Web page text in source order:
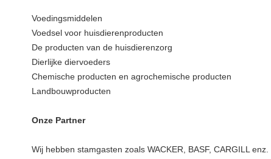
Voedingsmiddelen
Voedsel voor huisdierenproducten
De producten van de huisdierenzorg
Dierlijke diervoeders
Chemische producten en agrochemische producten
Landbouwproducten
Onze Partner
Wij hebben stamgasten zoals WACKER, BASF, CARGILL enz.